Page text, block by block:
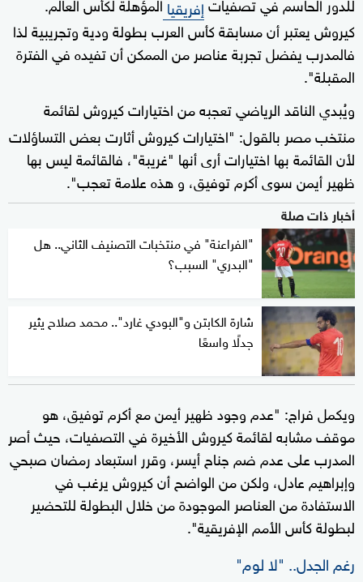
إفريقيا
كيروش يعتبر أن مسابقة كأس العرب بطولة ودية وتجريبية لذا
فالمدرب يفضل تجربة عناصر من الممكن أن تفيده في الفترة
المقبلة".
ويُبدي الناقد الرياضي تعجبه من اختيارات كيروش لقائمة
منتخب مصر بالقول: "اختيارات كيروش أثارت بعض التساؤلات
لأن القائمة بها اختيارات أرى أنها "غريبة"، فالقائمة ليس بها
ظهير أيمن سوى أكرم توفيق، و هذه علامة تعجب".
أخبار ذات صلة
"الفراعنة" في منتخبات التصنيف الثاني.. هل
"البدري" السبب؟
شارة الكابتن و"البودي غارد".. محمد صلاح يثير
جدلًا واسعًا
ويكمل فراج: "عدم وجود ظهير أيمن مع أكرم توفيق، هو
موقف مشابه لقائمة كيروش الأخيرة في التصفيات، حيث أصر
المدرب على عدم ضم جناح أيسر، وقرر استبعاد رمضان صبحي
وإبراهيم عادل، ولكن من الواضح أن كيروش يرغب في
الاستفادة من العناصر الموجودة من خلال البطولة للتحضير
لبطولة كأس الأمم الإفريقية".
رغم الجدل.. "لا لوم"